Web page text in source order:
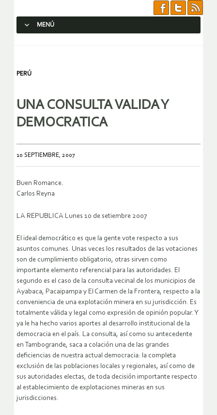
MENÚ
PERÚ
UNA CONSULTA VALIDA Y
DEMOCRATICA
10 SEPTIEMBRE, 2007
Buen Romance.
Carlos Reyna
LA REPUBLICA Lunes 10 de setiembre 2007
El ideal democrático es que la gente vote respecto a sus
asuntos comunes. Unas veces los resultados de las votaciones
son de cumplimiento obligatorio, otras sirven como
importante elemento referencial para las autoridades. El
segundo es el caso de la consulta vecinal de los municipios de
Ayabaca, Pacaipampa y El Carmen de la Frontera, respecto a la
conveniencia de una explotación minera en su jurisdicción. Es
totalmente válida y legal como expresión de opinión popular. Y
ya le ha hecho varios aportes al desarrollo institucional de la
democracia en el país. La consulta, así como su antecedente
en Tambogrande, saca a colación una de las grandes
deficiencias de nuestra actual democracia: la completa
exclusión de las poblaciones locales y regionales, así como de
sus autoridades electas, de toda decisión importante respecto
al establecimiento de explotaciones mineras en sus
jurisdicciones.